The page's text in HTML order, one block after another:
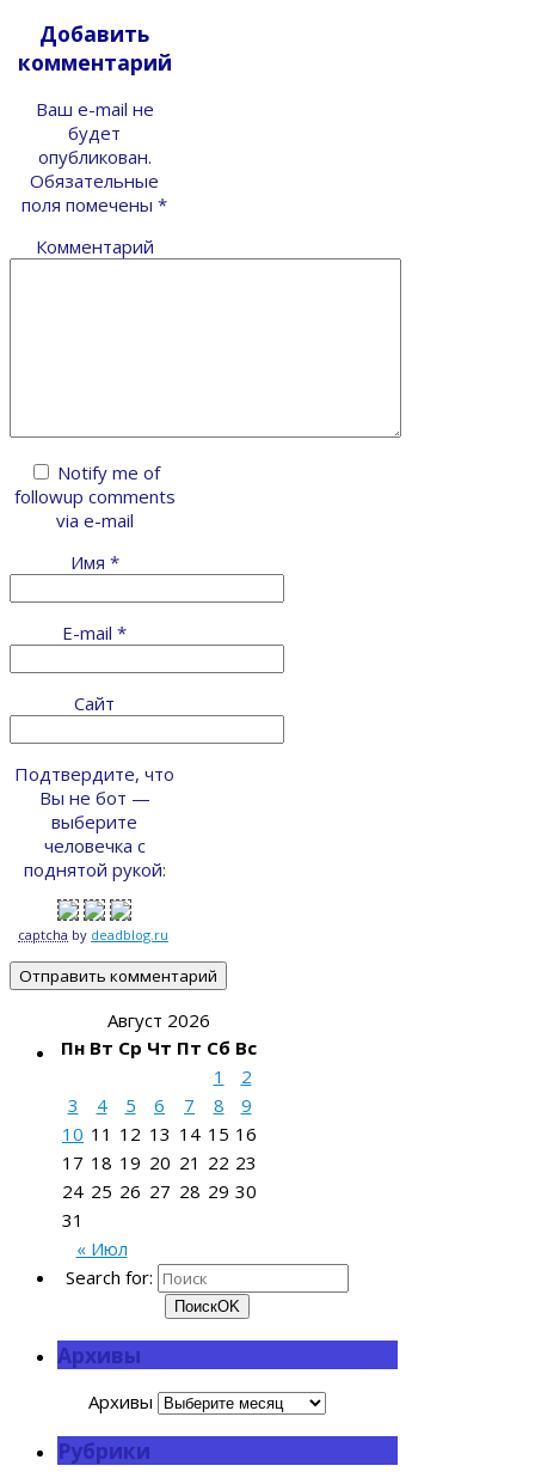
Добавить
комментарий
Ваш e-mail не
будет
опубликован.
Обязательные
поля помечены *
Комментарий
Notify me of
followup comments
via e-mail
Имя *
E-mail *
Сайт
Подтвердите, что
Вы не бот —
выберите
человечка с
поднятой рукой:
captcha by deadblog.ru
Август 2026
Пн Вт Ср Чт Пт Сб Вс
« Июл
1
2
3
4 5 6 7 8
9
10 11 12 13 14 15 16
17 18 19 20 21 22 23
24 25 26 27 28 29 30
31
Search for:
ПоискOK
Архивы
Архивы
Рубрики